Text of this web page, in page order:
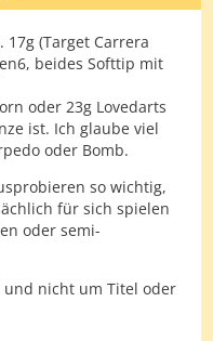
(Target Carrera
beides Softtip mit
oder 23g Lovedarts
ist. Ich glaube viel
oder Bomb.
so wichtig,
für sich spielen
oder semi-
und nicht um Titel oder